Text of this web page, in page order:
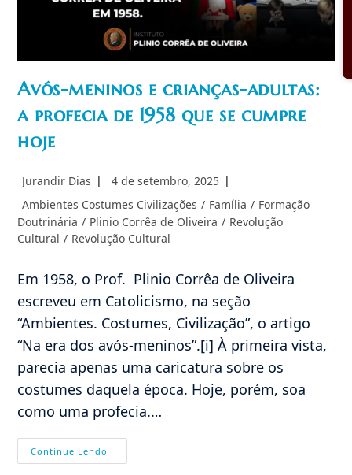
Avós-meninos e crianças-adultas:
a profecia de 1958 que se cumpre
hoje
Autor
post:
Jurandir Dias
Post
4 de setembro, 2025
Categoria
do
post:
Ambientes Costumes Civilizações / Família / Formação
Doutrinária / Plinio Corrêa de Oliveira / Revolução
Cultural / Revolução Cultural
Em 1958, o Prof. Plinio Corrêa de Oliveira
escreveu em Catolicismo, na seção
“Ambientes. Costumes, Civilização”, o artigo
“Na era dos avós-meninos”.[i] À primeira vista,
parecia apenas uma caricatura sobre os
costumes daquela época. Hoje, porém, soa
como uma profecia.…
Continue Lendo
Meninos